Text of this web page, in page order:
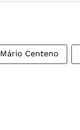
Mário Centeno